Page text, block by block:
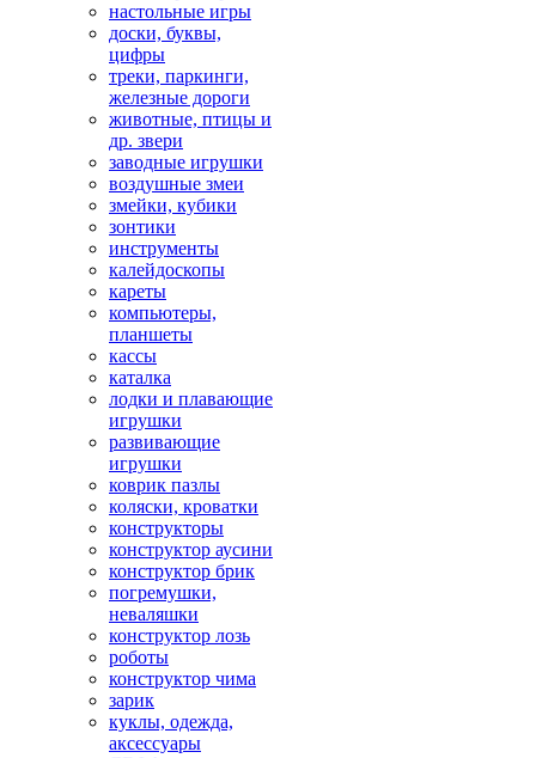
настольные игры
доски, буквы,
цифры
треки, паркинги,
железные дороги
животные, птицы и
др. звери
заводные игрушки
воздушные змеи
змейки, кубики
зонтики
инструменты
калейдоскопы
кареты
компьютеры,
планшеты
кассы
каталка
лодки и плавающие
игрушки
развивающие
игрушки
коврик пазлы
коляски, кроватки
конструкторы
конструктор аусини
конструктор брик
погремушки,
неваляшки
конструктор лозь
роботы
конструктор чима
зарик
куклы, одежда,
аксессуары